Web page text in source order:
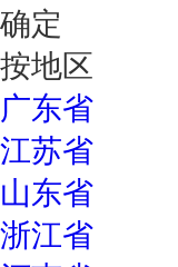
确定
按地区
广东省
江苏省
山东省
浙江省